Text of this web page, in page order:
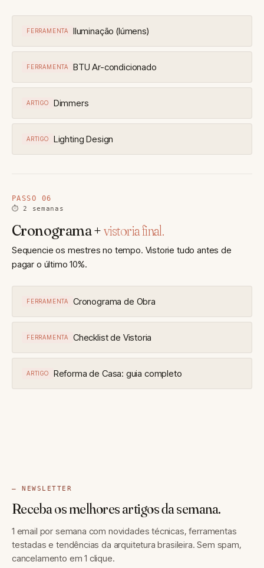
FERRAMENTA Iluminação (lúmens)
FERRAMENTA BTU Ar-condicionado
ARTIGO Dimmers
ARTIGO Lighting Design
PASSO 06
⏱ 2 semanas
Cronograma +vistoria final.
Sequencie os mestres no tempo. Vistorie tudo antes de
pagar o último 10%.
FERRAMENTA Cronograma de Obra
FERRAMENTA Checklist de Vistoria
ARTIGO Reforma de Casa: guia completo
— NEWSLETTER
Receba os melhores artigos da semana.
1 email por semana com novidades técnicas, ferramentas
testadas e tendências da arquitetura brasileira. Sem spam,
cancelamento em 1 clique.